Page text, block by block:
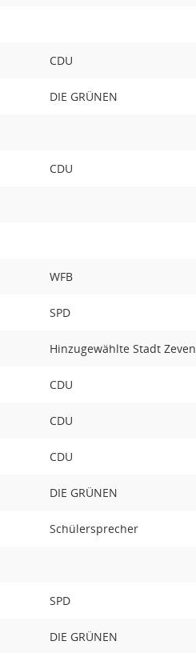
CDU
DIE GRÜNEN
CDU
WFB
SPD
Hinzugewählte Stadt Zeven
CDU
CDU
CDU
DIE GRÜNEN
Schülersprecher
SPD
DIE GRÜNEN